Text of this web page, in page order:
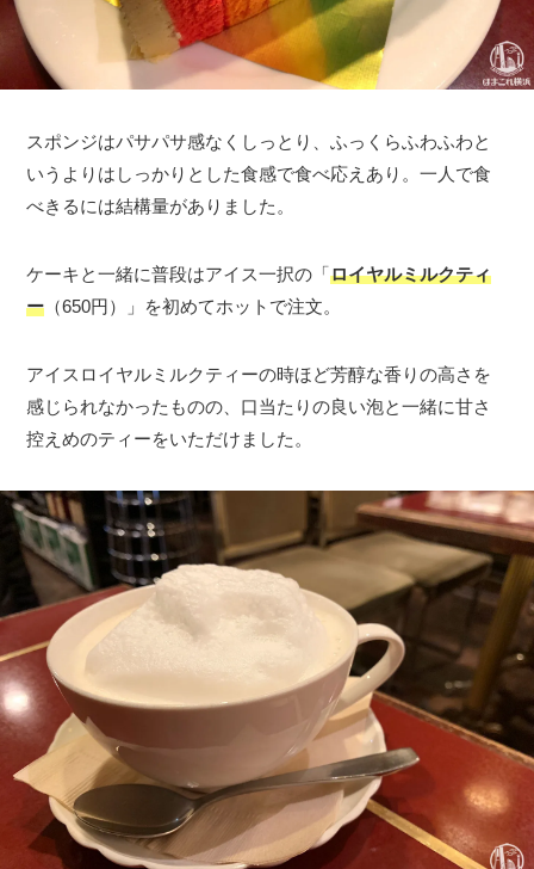
スポンジはパサパサ感なくしっとり、ふっくらふわふわと
いうよりはしっかりとした食感で食べ応えあり。一人で食
べきるには結構量がありました。
ケーキと一緒に普段はアイス一択の「ロイヤルミルクティ
ー （650円）」を初めてホットで注文。
アイスロイヤルミルクティーの時ほど芳醇な香りの高さを
感じられなかったものの、口当たりの良い泡と一緒に甘さ
控えめのティーをいただけました。